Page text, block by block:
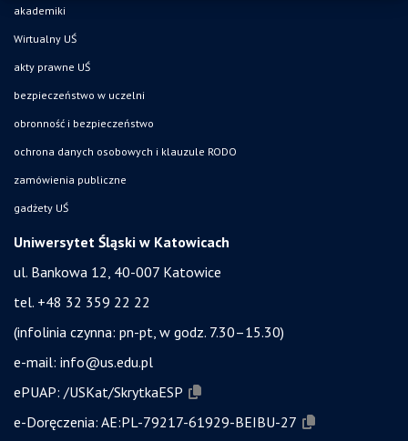
akademiki
Wirtualny UŚ
akty prawne UŚ
bezpieczeństwo w uczelni
obronność i bezpieczeństwo
ochrona danych osobowych i klauzule RODO
zamówienia publiczne
gadżety UŚ
Uniwersytet Śląski w Katowicach
ul. Bankowa 12, 40-007 Katowice
tel. +48 32 359 22 22
(infolinia czynna: pn-pt, w godz. 7.30–15.30)
e-mail: info@us.edu.pl
ePUAP: /USKat/SkrytkaESP
e-Doręczenia: AE:PL-79217-61929-BEIBU-27